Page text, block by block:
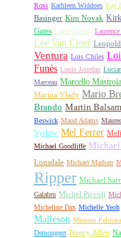
Ross Kathleen Widdoes Kay
Basinger Kim Novak
Gates Laura Linney
Lee Van Cleef
Ventura Lois Chiles
Funès Louis Jourdan
Marceau Marcello
Marina Vlady Mario
Brando Martin Balsam
Beswick Maud Adams
Sydow Mel Ferrer
Michael Goodliffe
Lonsdale Michael Madsen
Ripper Michael
Galabru Michel Piccoli
Micheline Dax Michelle Yeoh
Malleson Mimmo Palmara
Demongeot Nancy Allen